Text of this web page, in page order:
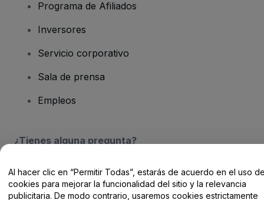
Programa de Afiliados
Inversores
Servicio corporativo
Sala de prensa
Empleos
¿Tienes alguna pregunta?
Centro de Ayuda / Contacto
Al hacer clic en “Permitir Todas”, estarás de acuerdo en el uso
cookies para mejorar la funcionalidad del sitio y la relevancia
publicitaria. De modo contrario, usaremos cookies estrictamente